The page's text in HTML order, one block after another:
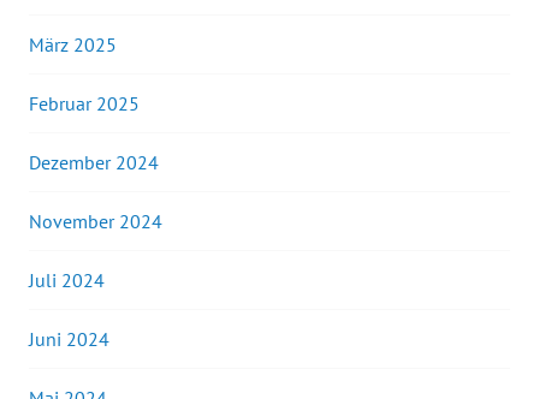
März 2025
Februar 2025
Dezember 2024
November 2024
Juli 2024
Juni 2024